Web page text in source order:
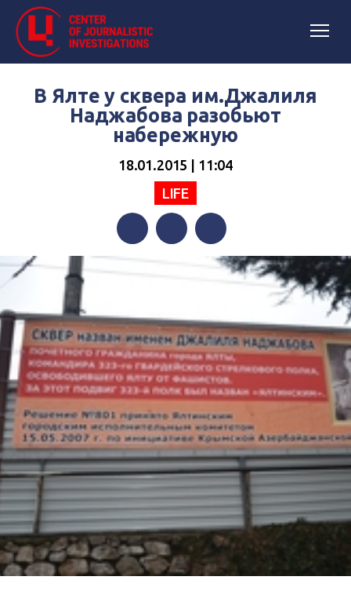
В Ялте у сквера им.Джалиля
Наджабова разобьют
набережную
18.01.2015 | 11:04
LIFE
Telegram